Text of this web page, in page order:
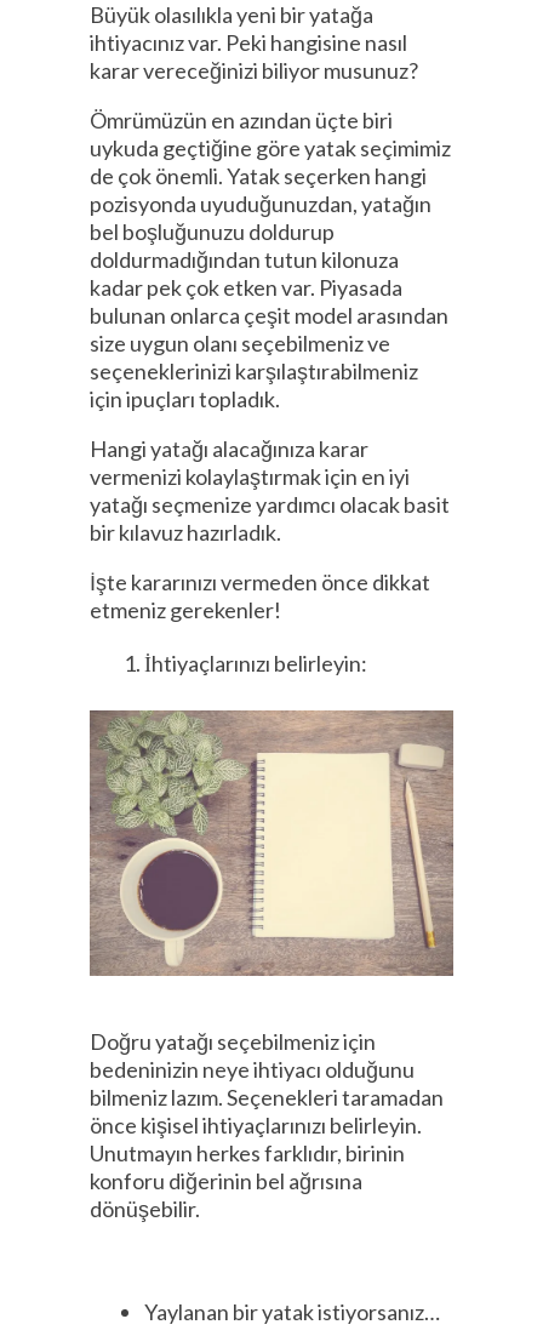
Büyük olasılıkla yeni bir yatağa
ihtiyacınız var. Peki hangisine nasıl
karar vereceğinizi biliyor musunuz?
Ömrümüzün en azından üçte biri
uykuda geçtiğine göre yatak seçimimiz
de çok önemli. Yatak seçerken hangi
pozisyonda uyuduğunuzdan, yatağın
bel boşluğunuzu doldurup
doldurmadığından tutun kilonuza
kadar pek çok etken var. Piyasada
bulunan onlarca çeşit model arasından
size uygun olanı seçebilmeniz ve
seçeneklerinizi karşılaştırabilmeniz
için ipuçları topladık.
Hangi yatağı alacağınıza karar
vermenizi kolaylaştırmak için en iyi
yatağı seçmenize yardımcı olacak basit
bir kılavuz hazırladık.
İşte kararınızı vermeden önce dikkat
etmeniz gerekenler!
İhtiyaçlarınızı belirleyin:
Doğru yatağı seçebilmeniz için
bedeninizin neye ihtiyacı olduğunu
bilmeniz lazım. Seçenekleri taramadan
önce kişisel ihtiyaçlarınızı belirleyin.
Unutmayın herkes farklıdır, birinin
konforu diğerinin bel ağrısına
dönüşebilir.
Yaylanan bir yatak istiyorsanız…